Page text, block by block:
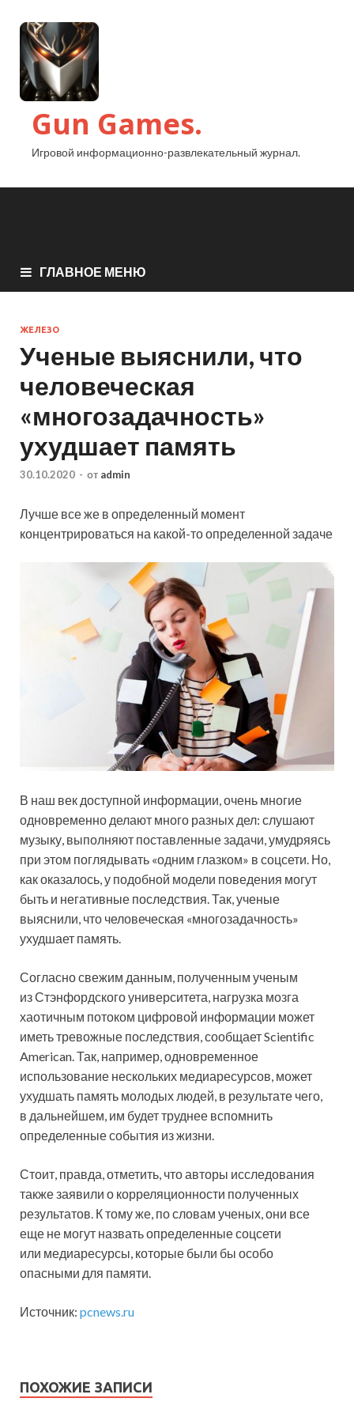
Gun Games.
Игровой информационно-развлекательный журнал.
ГЛАВНОЕ МЕНЮ
ЖЕЛЕЗО
Ученые выяснили, что
человеческая
«многозадачность»
ухудшает память
30.10.2020 - от admin
Лучше все же в определенный момент
концентрироваться на какой-то определенной задаче
В наш век доступной информации, очень многие
одновременно делают много разных дел: слушают
музыку, выполняют поставленные задачи, умудряясь
при этом поглядывать «одним глазком» в соцсети. Но,
как оказалось, у подобной модели поведения могут
быть и негативные последствия. Так, ученые
выяснили, что человеческая «многозадачность»
ухудшает память.
Согласно свежим данным, полученным ученым
из Стэнфордского университета, нагрузка мозга
хаотичным потоком цифровой информации может
иметь тревожные последствия, сообщает Scientific
American. Так, например, одновременное
использование нескольких медиаресурсов, может
ухудшать память молодых людей, в результате чего,
в дальнейшем, им будет труднее вспомнить
определенные события из жизни.
Стоит, правда, отметить, что авторы исследования
также заявили о корреляционности полученных
результатов. К тому же, по словам ученых, они все
еще не могут назвать определенные соцсети
или медиаресурсы, которые были бы особо
опасными для памяти.
Источник: pcnews.ru
ПОХОЖИЕ ЗАПИСИ